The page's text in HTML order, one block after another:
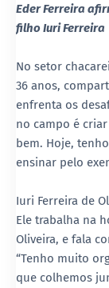
Eder Ferreira
filho Iuri Ferreira
No setor
36 anos,
enfrenta os
no campo é
bem. Hoje,
ensinar pelo
Iuri Ferreira de
Ele trabalha na
Oliveira, e fala
“Tenho muito
que colhemos